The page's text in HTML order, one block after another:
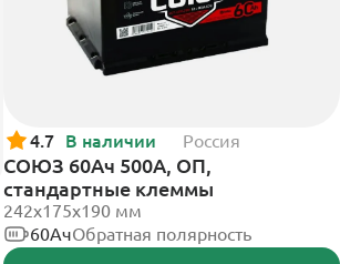
4.7 В наличии Россия
СОЮЗ 60Ач 500А, ОП,
стандартные клеммы
242x175x190 мм
60АчОбратная полярность